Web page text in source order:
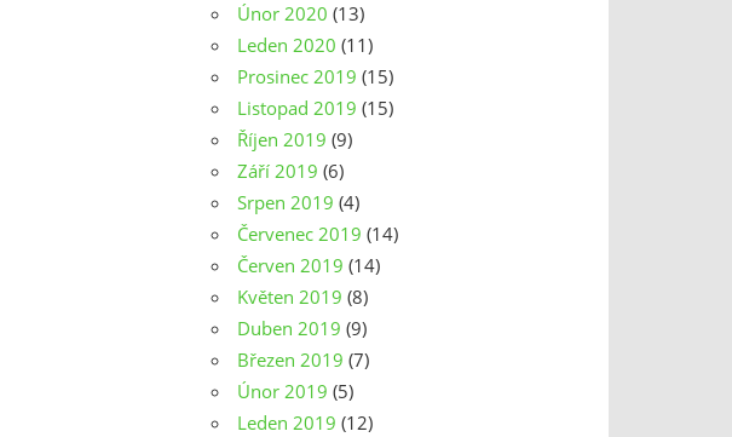
Únor 2020 (13)
Leden 2020 (11)
Prosinec 2019 (15)
Listopad 2019 (15)
Říjen 2019 (9)
Září 2019 (6)
Srpen 2019 (4)
Červenec 2019 (14)
Červen 2019 (14)
Květen 2019 (8)
Duben 2019 (9)
Březen 2019 (7)
Únor 2019 (5)
Leden 2019 (12)